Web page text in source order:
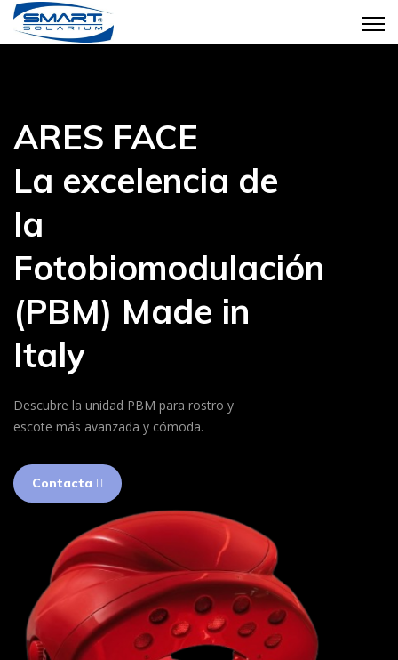
ARES FACE
La excelencia de
la
Fotobiomodulación
(PBM) Made in
Italy
Descubre la unidad PBM para rostro y
escote más avanzada y cómoda.
Contacta